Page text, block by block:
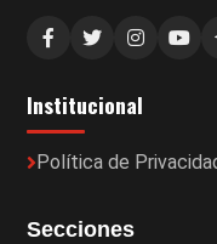
Institucional
Política de
Secciones